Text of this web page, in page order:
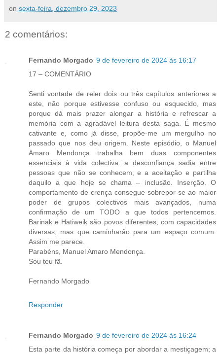
on sexta-feira, dezembro 29, 2023
2 comentários:
Fernando Morgado 9 de fevereiro de 2024 às 16:17
17 – COMENTÁRIO
Senti vontade de reler dois ou três capítulos anteriores a
este, não porque estivesse confuso ou esquecido, mas
porque dá mais prazer alongar a história e refrescar a
memória com a agradável leitura desta saga. É mesmo
cativante e, como já disse, propõe-me um mergulho no
passado que nos deu origem. Neste episódio, o Manuel
Amaro Mendonça trabalha bem duas componentes
essenciais à vida colectiva: a desconfiança sadia entre
pessoas que não se conhecem, e a aceitação e partilha
daquilo a que hoje se chama – inclusão. Inserção. O
comportamento de crença consegue sobrepor-se ao maior
poder de grupos colectivos mais avançados, numa
confirmação de um TODO a que todos pertencemos.
Barinak e Hatiweik são povos diferentes, com capacidades
diversas, mas que caminharão para um espaço comum.
Assim me parece.
Parabéns, Manuel Amaro Mendonça.
Sou teu fã.
Fernando Morgado
Responder
Fernando Morgado 9 de fevereiro de 2024 às 16:24
Esta parte da história começa por abordar a mestiçagem; a